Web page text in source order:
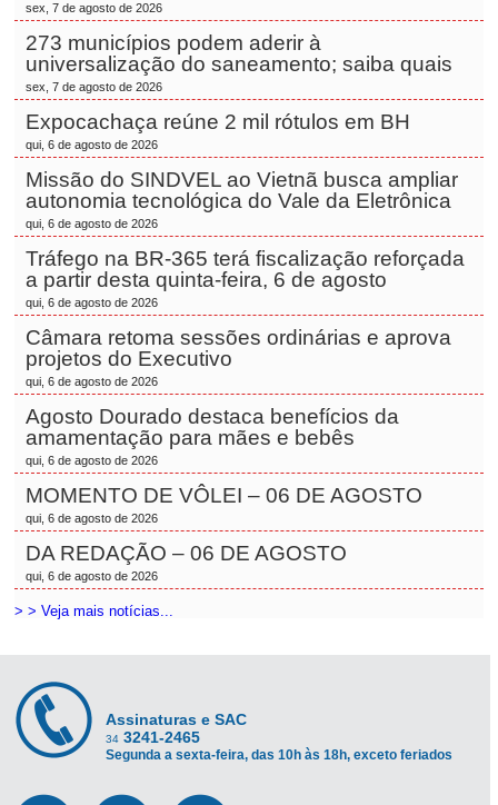
sex, 7 de agosto de 2026
273 municípios podem aderir à
universalização do saneamento; saiba quais
sex, 7 de agosto de 2026
Expocachaça reúne 2 mil rótulos em BH
qui, 6 de agosto de 2026
Missão do SINDVEL ao Vietnã busca ampliar
autonomia tecnológica do Vale da Eletrônica
qui, 6 de agosto de 2026
Tráfego na BR-365 terá fiscalização reforçada
a partir desta quinta-feira, 6 de agosto
qui, 6 de agosto de 2026
Câmara retoma sessões ordinárias e aprova
projetos do Executivo
qui, 6 de agosto de 2026
Agosto Dourado destaca benefícios da
amamentação para mães e bebês
qui, 6 de agosto de 2026
MOMENTO DE VÔLEI – 06 DE AGOSTO
qui, 6 de agosto de 2026
DA REDAÇÃO – 06 DE AGOSTO
qui, 6 de agosto de 2026
> > Veja mais notícias...
Assinaturas e SAC
34 3241-2465
Segunda a sexta-feira, das 10h às 18h, exceto feriados